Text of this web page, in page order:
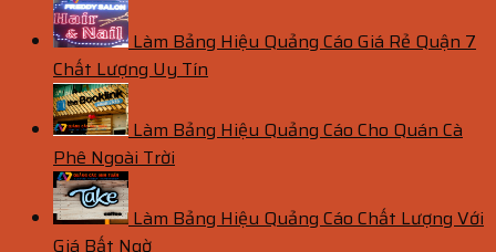
Làm Bảng Hiệu Quảng Cáo Giá Rẻ Quận 7
Chất Lượng Uy Tín
Làm Bảng Hiệu Quảng Cáo Cho Quán Cà
Phê Ngoài Trời
Làm Bảng Hiệu Quảng Cáo Chất Lượng Với
Giá Bất Ngờ